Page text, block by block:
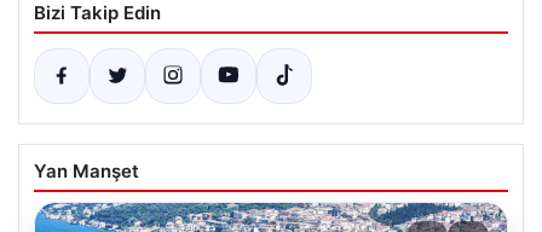
Bizi Takip Edin
Yan Manşet